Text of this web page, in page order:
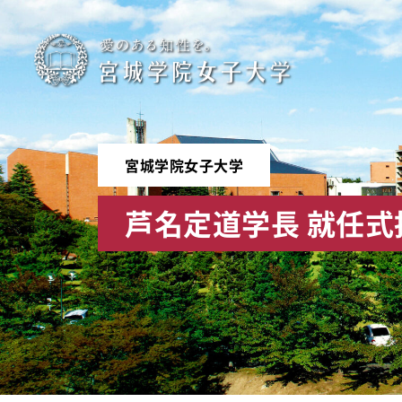
宮
城
学
院
女
子
大
学
宮城学院女子大学
芦名定道学長 就任